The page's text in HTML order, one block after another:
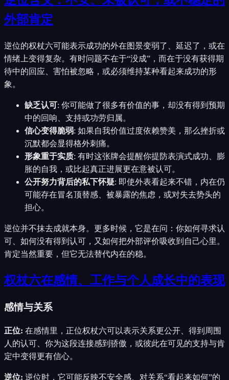
外部肯定
逆位的权杖六可能表示成功的外在图景变弱了、延迟了，或在
情绪上变得复杂。有时问题不在于“没成”，而在于没有获得期
待中的回应、害怕被忽略，或必须维持某种看起来成功的形
象。
缺乏认可: 你可能做了很多有价值的事，却没有得到预期
中的回响、支持或功劳归属。
信心变得脆弱: 如果自我价值过度依赖赞美，那么挫折或
沉默都会显得格外刺痛。
形象重于实质: 有时这张牌会提醒你提防表演式成功、膨
胀的自我，或比起真正进展更在意被认可。
公开努力背后的私下怀疑: 即使外表看起来不错，内在仍
可能存在冒名顶替感、被暴露的焦虑，或对失去势头的
担心。
逆位并不抹去成就本身。更多时候，它是在问：你如何寻求认
可、如何没有得到认可，又如何把外部评价吸收到自己心里。
肯定当然重要，但它无法替代内在的稳。
权杖六在感情、工作与个人成长中的表现
感情与关系
正位: 在感情里，正位权杖六可以表示关系更公开、得到周围
人的认可、你为这段连接感到骄傲，或彼此在可见的支持与肯
定中变得更有信心。
逆位: 逆位时，它可能反映不安全感、对关系“看起来如何”的